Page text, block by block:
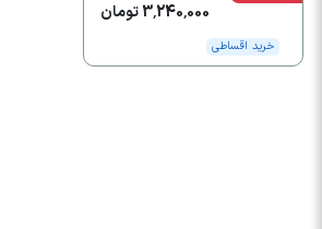
3,240,000 تومان
خرید اقساطی